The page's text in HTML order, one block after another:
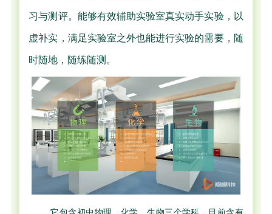
习与测评。能够有效辅助实验室真实动手实验，以
虚补实，满足实验室之外也能进行实验的需要，随
时随地，随练随测。